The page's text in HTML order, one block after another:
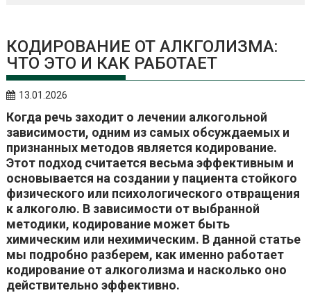
КОДИРОВАНИЕ ОТ АЛКГОЛИЗМА:
ЧТО ЭТО И КАК РАБОТАЕТ
13.01.2026
Когда речь заходит о лечении алкогольной
зависимости, одним из самых обсуждаемых и
признанных методов является кодирование.
Этот подход считается весьма эффективным и
основывается на создании у пациента стойкого
физического или психологического отвращения
к алкоголю. В зависимости от выбранной
методики, кодирование может быть
химическим или нехимическим. В данной статье
мы подробно разберем, как именно работает
кодирование от алкоголизма и насколько оно
действительно эффективно.